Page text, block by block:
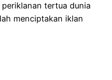
tertua dunia
menciptakan iklan